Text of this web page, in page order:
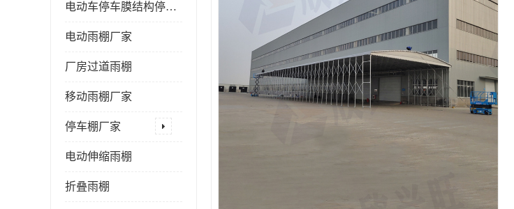
电动车停车膜结构停车棚
电动雨棚厂家
厂房过道雨棚
移动雨棚厂家
停车棚厂家
电动伸缩雨棚
折叠雨棚